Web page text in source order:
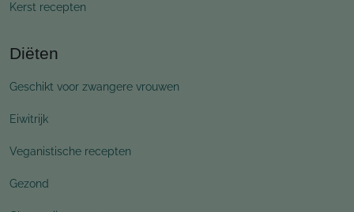
Kerst recepten
Diëten
Geschikt voor zwangere vrouwen
Eiwitrijk
Veganistische recepten
Gezond